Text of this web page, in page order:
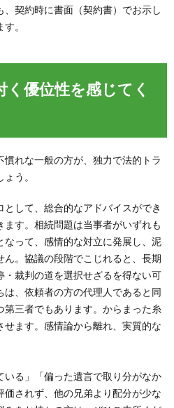
契約時に書面（契約書）でお示し
。
優位性を感じてく
れな一般の方が、独力で法的トラ
う。
して、総合的なアドバイスができ
ます。相続問題は当事者がいずれも
って、感情的な対立に発展し、泥
。協議の段階でこじれると、長期
裁判の道を選択せざるを得ない可
、依頼者の方の代理人であると同
三者でもあります。からまった糸
ます。感情論から離れ、実質的な
る」「偏った遺言で取り分がなか
価されず、他の兄弟より配分が少な